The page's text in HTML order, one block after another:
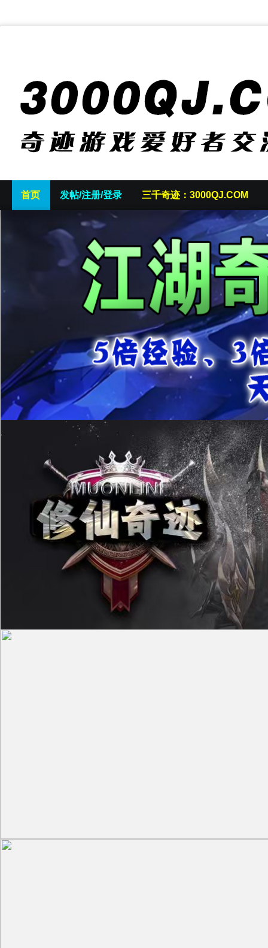
首页 发帖/注册/登录 三千奇迹：3000QJ.COM